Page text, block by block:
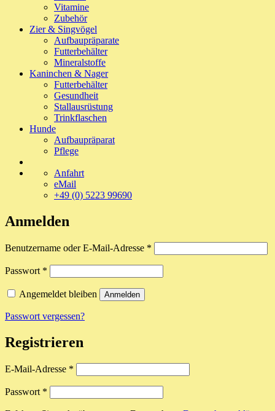
Vitamine
Zubehör
Zier & Singvögel
Aufbaupräparate
Futterbehälter
Mineralstoffe
Kaninchen & Nager
Futterbehälter
Gesundheit
Stallausrüstung
Trinkflaschen
Hunde
Aufbaupräparat
Pflege
Anfahrt
eMail
+49 (0) 5223 99690
Anmelden
Benutzername oder E-Mail-Adresse *
Passwort *
Angemeldet bleiben Anmelden
Passwort vergessen?
Registrieren
E-Mail-Adresse *
Passwort *